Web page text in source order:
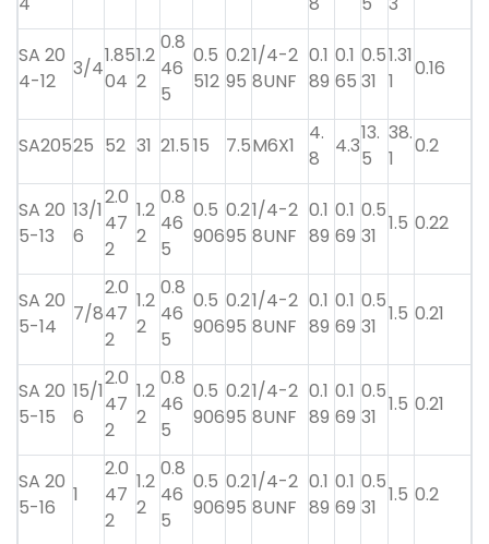
SA 20
4-12
3/4
1.85
04
1.2
2
0.8
46
5
0.5
512
0.2
95
1/4-2
8UNF
0.1
89
0.1
65
0.5
31
1.31
1
0.16
SA20525 52 31 21.515 7.5M6X1
4.
8
4.3
13.
5
38.
1
0.2
SA 20
5-13
13/1
6
2.0
47
2
1.2
2
0.8
46
5
0.5
906
0.2
95
1/4-2
8UNF
0.1
89
0.1
69
0.5
31
1.5 0.22
SA 20
5-14
7/8
2.0
47
2
1.2
2
0.8
46
5
0.5
906
0.2
95
1/4-2
8UNF
0.1
89
0.1
69
0.5
31
1.5 0.21
SA 20
5-15
15/1
6
2.0
47
2
1.2
2
0.8
46
5
0.5
906
0.2
95
1/4-2
8UNF
0.1
89
0.1
69
0.5
31
1.5 0.21
SA 20
5-16
1
2.0
47
2
1.2
2
0.8
46
5
0.5
906
0.2
95
1/4-2
8UNF
0.1
89
0.1
69
0.5
31
1.5 0.2